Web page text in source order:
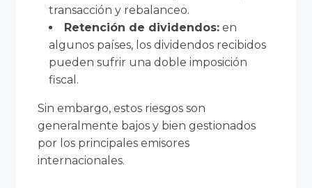
transacción y rebalanceo.
Retención de dividendos: en
algunos países, los dividendos recibidos
pueden sufrir una doble imposición
fiscal.
Sin embargo, estos riesgos son
generalmente bajos y bien gestionados
por los principales emisores
internacionales.